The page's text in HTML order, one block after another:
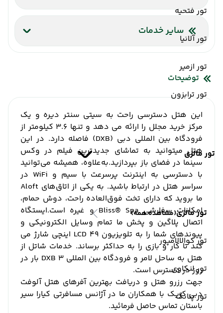
تور فتحیه
تور آلانیا
تور ازمیر
تور ترابزون
تور مالزی
تور مالزی(مشاهده همه)
تور کوالالامپور
تور لنکاوی
تور پنانگ
اینترنت بیسیم رایگان در لابی
اینترنت بیسیم رایگان در اتاقها
سایر خدمات
شاتل فرودگاه آسانسور صندوق امانات
توضیحات
این هتل دسترسی راحت به سیتی سنتر دیره و یک
مرکز خرید مجلل را ارائه می دهد و تنها 3.6 کیلومتر از
فرودگاه بین المللی دبی (DXB) فاصله دارد.
در این
هتل میتوانید به تماشای جدیدترین فیلم در وکس
سینما در فضای باز بپردازید.به‌علاوه، همیشه می‌توانید
با دسترسی به اینترنت پرسرعت با سیم و WiFi در
سراسر هتل در ارتباط باشید.
به یکی از اتاق‌های Aloft
ما بروید که دارای تخت فوق‌العاده راحت، دوش حمام،
امکانات سفارشی Bliss® Spa و غیره است.
ایستگاه
اتصال پلاگین و پخش ما تمام وسایل الکترونیکی و
پیوندهای شما را به تلویزیون LCD 49 اینچی شارژ می
کند تا کار و بازی را به حداکثر برساند. خدمات شاتل از
هتل به ساحل لامر و فرودگاه بین المللی DXB 3 بار در
روز در دسترس است.
جهت رزرو هتل و دریافت بهترین آفرهای هتل آلوفت
دبی کریک با همکاران ما در آژانس مسافرتی کیارا سیر
باستان تماس حاصل فرمائید.